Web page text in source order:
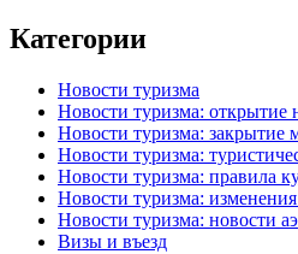
Категории
Новости туризма
Новости туризма: открытие
Новости туризма: закрытие
Новости туризма:
Новости туризма: правила
Новости туризма:
Новости туризма: новости
Визы и въезд